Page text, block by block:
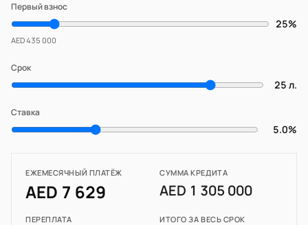
Первый взнос
25%
AED 435 000
Срок
25 л.
Ставка
5.0%
ЕЖЕМЕСЯЧНЫЙ ПЛАТЁЖ
AED 7 629
СУММА КРЕДИТА
AED 1 305 000
ПЕРЕПЛАТА ИТОГО ЗА ВЕСЬ СРОК